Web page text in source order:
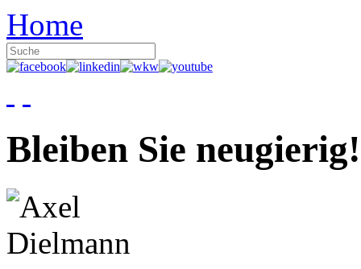
Home
Bleiben Sie neugierig!